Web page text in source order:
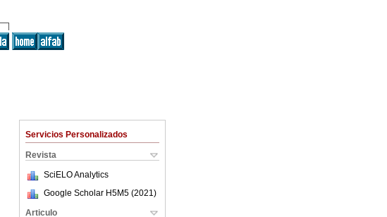
Servicios Personalizados
Revista
SciELO Analytics
Google Scholar H5M5 (2021 )
Articulo